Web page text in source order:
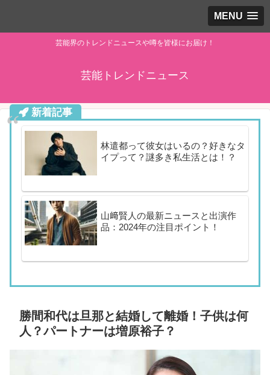
MENU
芸能界のトレンドニュースや噂を皆様にお届け！
芸能トレンドニュース
新着記事
林遣都って彼女はいるの？好きなタ
イプって？謎多き私生活とは！？
山﨑賢人の最新ニュースと出演作
品：2024年の注目ポイント！
勝間和代は旦那と結婚して離婚！子供は何
人？パートナーは増原裕子？